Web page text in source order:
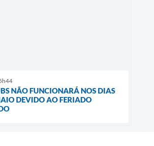
NÃO FUNCIONARÁ NOS DIAS
DEVIDO AO FERIADO